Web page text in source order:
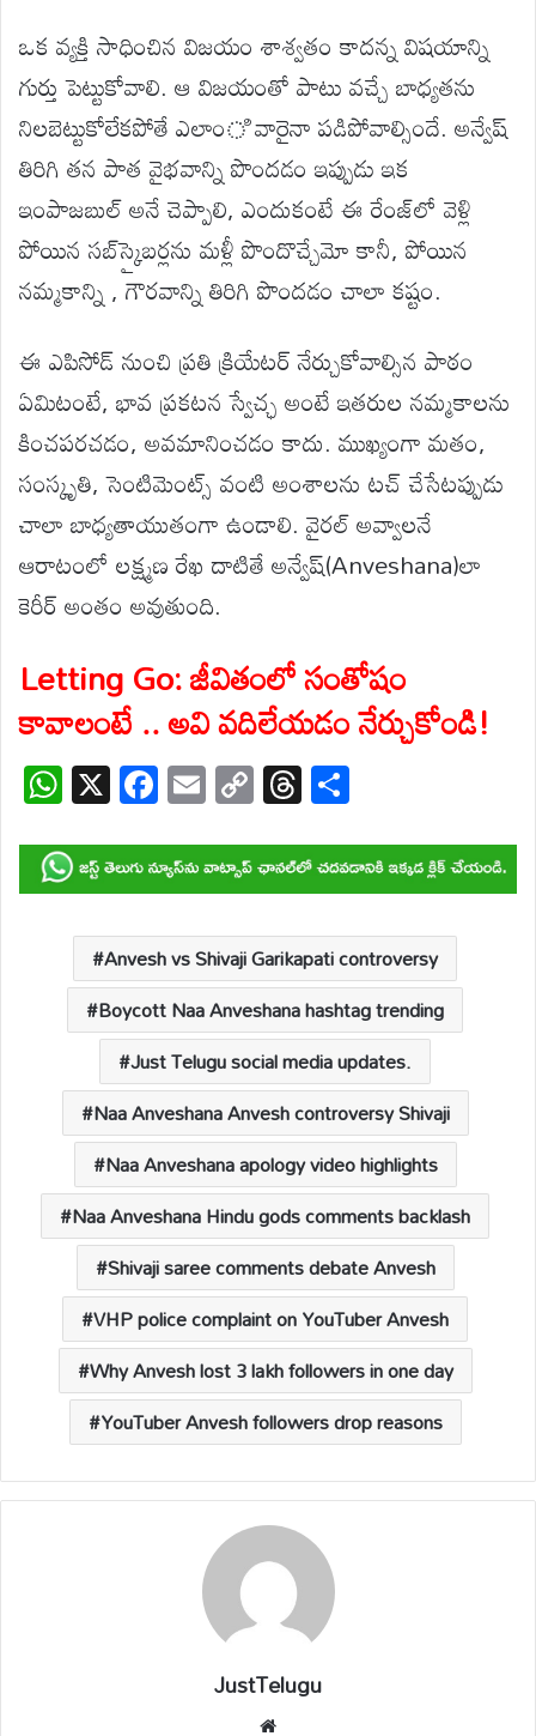
ఒక వ్యక్తి సాధించిన విజయం శాశ్వతం కాదన్న విషయాన్ని
గుర్తు పెట్టుకోవాలి. ఆ విజయంతో పాటు వచ్చే బాధ్యతను
నిలబెట్టుకోలేకపోతే ఎలాంి వారైనా పడిపోవాల్సిందే. అన్వేష్
తిరిగి తన పాత వైభవాన్ని పొందడం ఇప్పుడు ఇక
ఇంపాజబుల్ అనే చెప్పాలి, ఎందుకంటే ఈ రేంజ్‌లో వెళ్లి
పోయిన సబ్‌స్క్రైబర్లను మళ్లీ పొందొచ్చేమో కానీ, పోయిన
నమ్మకాన్ని , గౌరవాన్ని తిరిగి పొందడం చాలా కష్టం.
ఈ ఎపిసోడ్ నుంచి ప్రతి క్రియేటర్ నేర్చుకోవాల్సిన పాఠం
ఏమిటంటే, భావ ప్రకటన స్వేచ్ఛ అంటే ఇతరుల నమ్మకాలను
కించపరచడం, అవమానించడం కాదు. ముఖ్యంగా మతం,
సంస్కృతి, సెంటిమెంట్స్ వంటి అంశాలను టచ్ చేసేటప్పుడు
చాలా బాధ్యతాయుతంగా ఉండాలి. వైరల్ అవ్వాలనే
ఆరాటంలో లక్ష్మణ రేఖ దాటితే అన్వేష్‌(Anveshana)లా
కెరీర్ అంతం అవుతుంది.
Letting Go: జీవితంలో సంతోషం
కావాలంటే .. అవి వదిలేయడం నేర్చుకోండి!
W
h
at
s
A
p
p
X F
ac
e
b
o
o
k
E
m
ail
C
o
p
y
Li
n
k
T
hr
e
a
d
s
ar
e
Anvesh vs Shivaji Garikapati controversy
Boycott Naa Anveshana hashtag trending
Just Telugu social media updates.
Naa Anveshana Anvesh controversy Shivaji
Naa Anveshana apology video highlights
Naa Anveshana Hindu gods comments backlash
Shivaji saree comments debate Anvesh
VHP police complaint on YouTuber Anvesh
Why Anvesh lost 3 lakh followers in one day
YouTuber Anvesh followers drop reasons
JustTelugu